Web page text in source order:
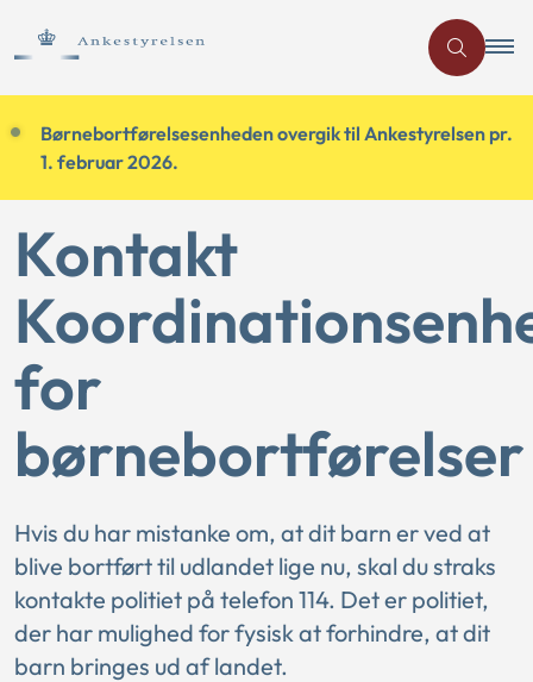
Børnebortførelsesenheden overgik til Ankestyrelsen pr.
1. februar 2026.
Kontakt
for
børnebortførelser
Hvis du har mistanke om, at dit barn er ved at
blive bortført til udlandet lige nu, skal du straks
kontakte politiet på telefon 114. Det er politiet,
der har mulighed for fysisk at forhindre, at dit
barn bringes ud af landet.